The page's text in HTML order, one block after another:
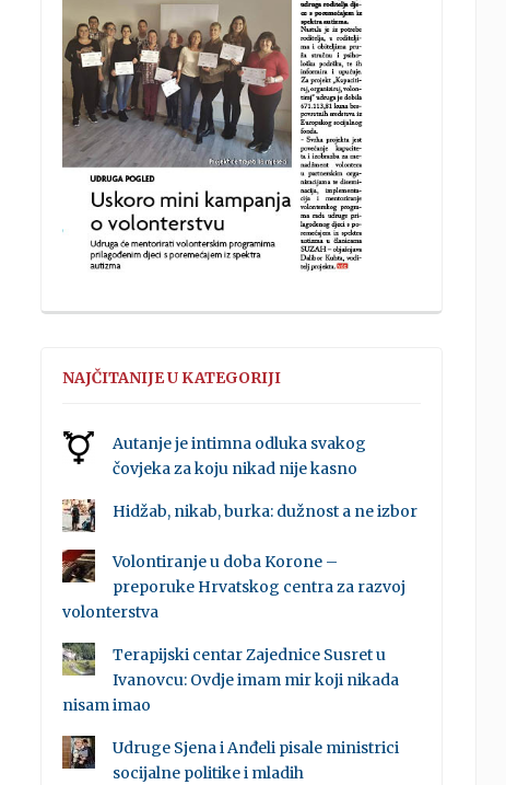
NAJČITANIJE U KATEGORIJI
Autanje je intimna odluka svakog
čovjeka za koju nikad nije kasno
Hidžab, nikab, burka: dužnost a ne izbor
Volontiranje u doba Korone –
preporuke Hrvatskog centra za razvoj
volonterstva
Terapijski centar Zajednice Susret u
Ivanovcu: Ovdje imam mir koji nikada
nisam imao
Udruge Sjena i Anđeli pisale ministrici
socijalne politike i mladih